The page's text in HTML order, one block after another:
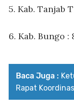
5. Kab. Tanjab
6. Kab. Bungo :
Baca Juga :
Rapat